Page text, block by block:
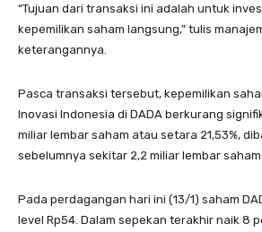
“Tujuan dari transaksi ini adalah untuk
kepemilikan saham langsung,” tulis
keterangannya.
Pasca transaksi tersebut, kepemilikan
Inovasi Indonesia di DADA berkurang
miliar lembar saham atau setara 21,53%,
sebelumnya sekitar 2,2 miliar lembar
Pada perdagangan hari ini (13/1) saham
level Rp54. Dalam sepekan terakhir naik 8